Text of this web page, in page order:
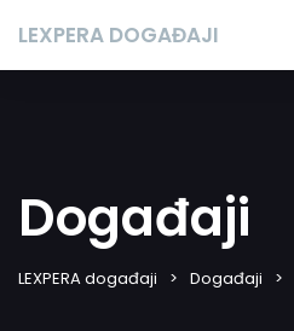
LEXPERA DOGAĐAJI
Događaji
LEXPERA događaji Događaji